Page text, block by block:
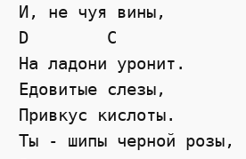
И, не чуя вины,
D        C
На ладони уронит.
Едовитые слезы,
Привкус кислоты.
Ты - шипы черной розы,